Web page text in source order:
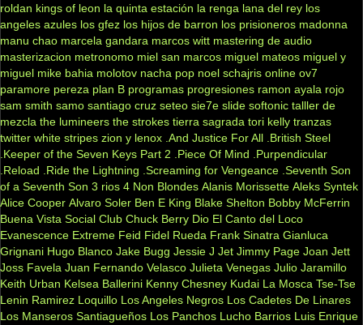
roldan kings of leon la quinta estación la renga lana del rey los
angeles azules los gfez los hijos de barron los prisioneros madonna
manu chao marcela gandara marcos witt mastering de audio
masterizacion metronomo miel san marcos miguel mateos miguel y
miguel mike bahia molotov nacha pop noel schajris online ov7
paramore pereza plan B programas progresiones ramon ayala rojo
sam smith samo santiago cruz seteo sie7e slide softonic talller de
mezcla the lumineers the strokes tierra sagrada tori kelly tranzas
twitter white stripes zion y lenox .And Justice For All .British Steel
.Keeper of the Seven Keys Part 2
.Piece Of Mind
.Purpendicular
.Reload
.Ride the Lightning .Screaming for Vengeance .Seventh Son
of a Seventh Son 3 rios 4 Non Blondes Alanis Morissette Aleks Syntek
Alice Cooper Alvaro Soler Ben E King Blake Shelton Bobby McFerrin
Buena Vista Social Club Chuck Berry Dio El Canto del Loco
Evanescence Extreme Feid Fidel Rueda Frank Sinatra Gianluca
Grignani Hugo Blanco Jake Bugg Jessie J Jet Jimmy Page Joan Jett
Joss Favela Juan Fernando Velasco Julieta Venegas Julio Jaramillo
Keith Urban Kelsea Ballerini Kenny Chesney Kudai La Mosca Tse-Tse
Lenin Ramirez Loquillo Los Angeles Negros Los Cadetes De Linares
Los Manseros Santiagueños Los Panchos Lucho Barrios Luis Enrique